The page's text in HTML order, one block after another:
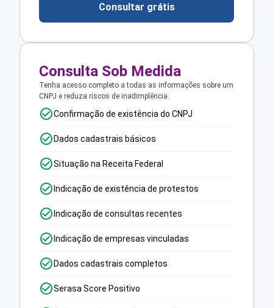
Consultar grátis
Consulta Sob Medida
Tenha acesso completo a todas as informações sobre um
CNPJ e reduza riscos de inadimplência.
Confirmação de existência do CNPJ
Dados cadastrais básicos
Situação na Receita Federal
Indicação de existência de protestos
Indicação de consultas recentes
Indicação de empresas vinculadas
Dados cadastrais completos
Serasa Score Positivo